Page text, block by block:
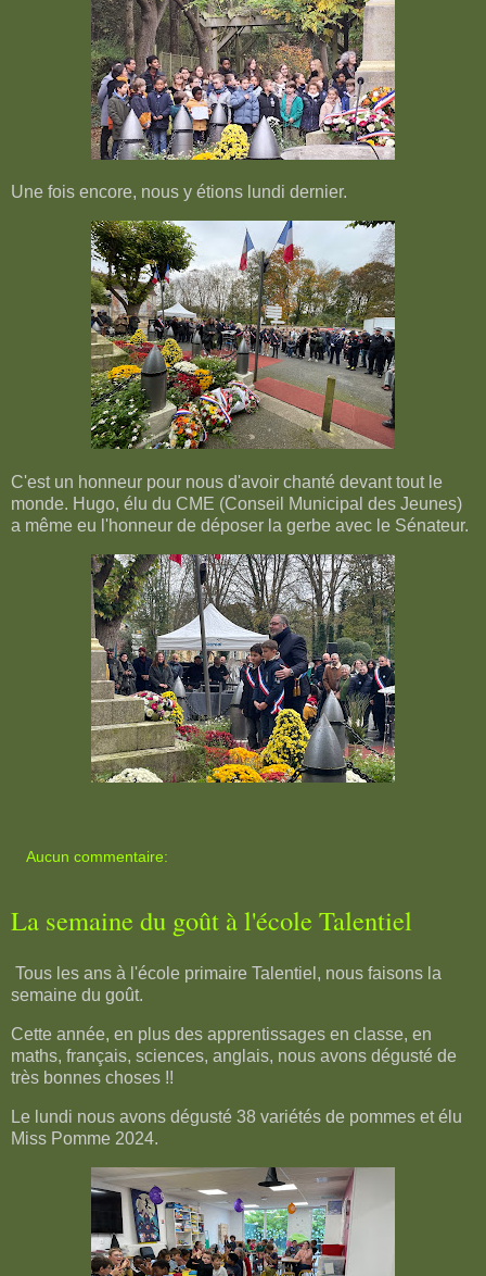
Une fois encore, nous y étions lundi dernier.
C'est un honneur pour nous d'avoir chanté devant tout le
monde. Hugo, élu du CME (Conseil Municipal des Jeunes)
a même eu l'honneur de déposer la gerbe avec le Sénateur.
Aucun commentaire:
La semaine du goût à l'école Talentiel
Tous les ans à l'école primaire Talentiel, nous faisons la
semaine du goût.
Cette année, en plus des apprentissages en classe, en
maths, français, sciences, anglais, nous avons dégusté de
très bonnes choses !!
Le lundi nous avons dégusté 38 variétés de pommes et élu
Miss Pomme 2024.